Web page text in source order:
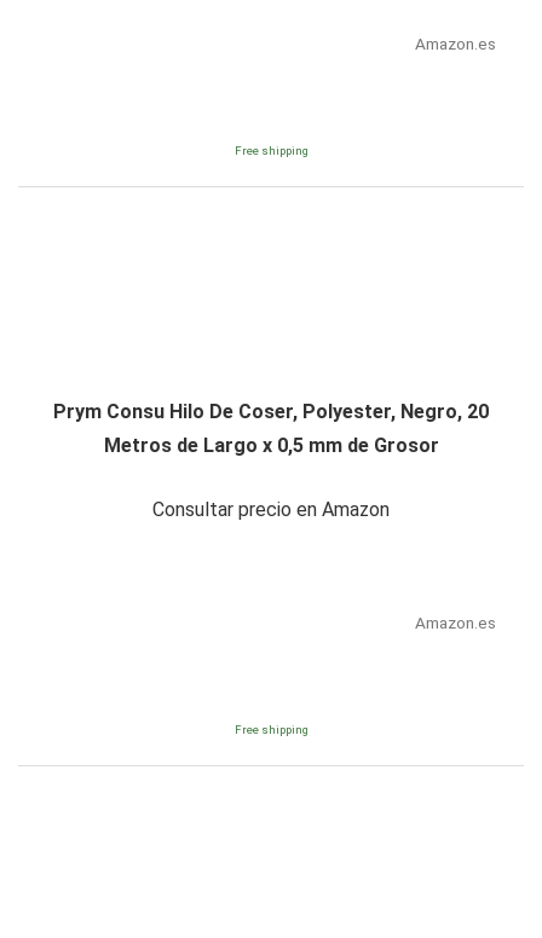
Amazon.es
Free shipping
Prym Consu Hilo De Coser, Polyester, Negro, 20
Metros de Largo x 0,5 mm de Grosor
Consultar precio en Amazon
Amazon.es
Free shipping